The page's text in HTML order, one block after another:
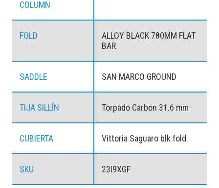
COLUMN
FOLD
ALLOY BLACK 780MM FLAT
BAR
SADDLE SAN MARCO GROUND
TIJA SILLÍN Torpado Carbon 31.6 mm
CUBIERTA Vittoria Saguaro blk fold.
SKU 23I9XGF